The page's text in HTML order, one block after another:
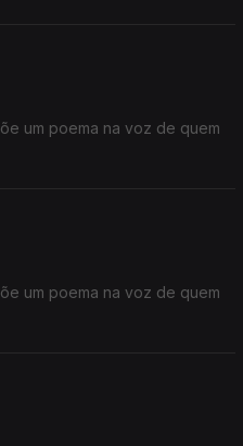
um poema na voz de quem
um poema na voz de quem